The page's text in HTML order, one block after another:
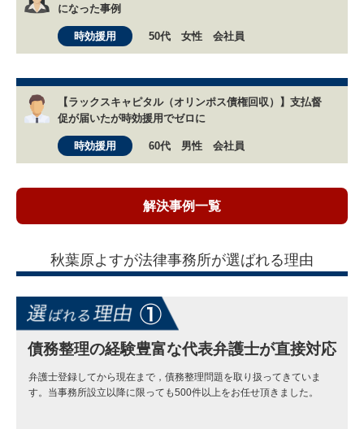
になった事例
時効援用 50代 女性 会社員
【ラックスキャピタル（オリンポス債権回収）】支払督
促が届いたが時効援用でゼロに
時効援用 60代 男性 会社員
解決事例一覧
秋葉原よすが法律事務所が選ばれる理由
債務整理の経験豊富な代表弁護士が直接対応
弁護士登録してから現在まで，債務整理問題を取り扱ってきていま
す。当事務所設立以降に限っても500件以上をお任せ頂きました。